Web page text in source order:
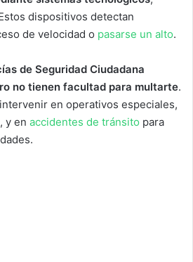
dispositivos detectan
de velocidad o pasarse un alto.
de Seguridad Ciudadana
no tienen facultad para multarte.
en operativos especiales,
y en accidentes de tránsito para